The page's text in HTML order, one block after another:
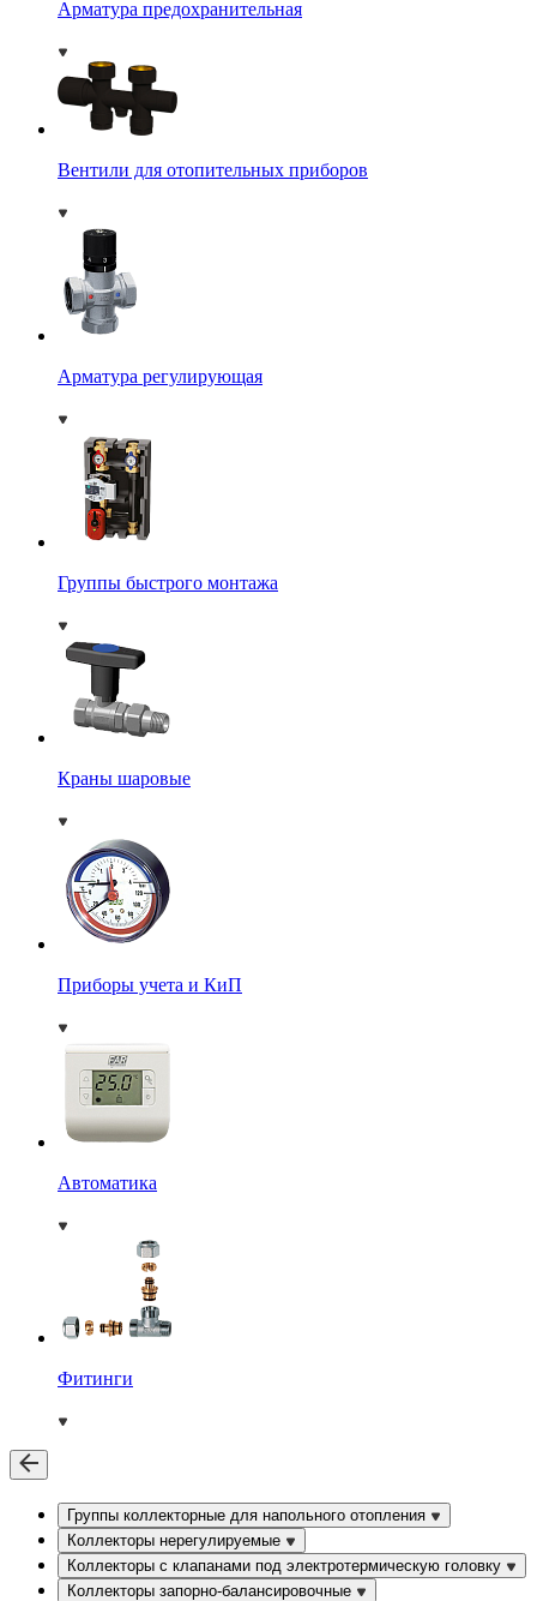
Арматура предохранительная
Вентили для отопительных приборов
Арматура регулирующая
Группы быстрого монтажа
Краны шаровые
Приборы учета и КиП
Автоматика
Фитинги
Группы коллекторные для напольного отопления
Коллекторы нерегулируемые
Коллекторы с клапанами под электротермическую головку
Коллекторы запорно-балансировочные